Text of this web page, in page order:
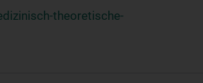
theoretische-